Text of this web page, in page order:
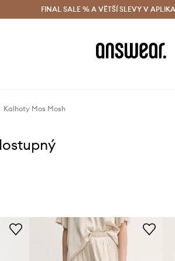
zdarma (od 1800 Kč) Doručení i do
FINAL SALE % A VĚTŠÍ SLEVY V
Kalhoty Mos Mosh